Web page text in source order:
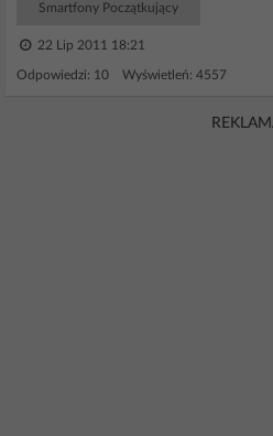
Smartfony Początkujący
22 Lip 2011 18:21
Odpowiedzi: 10 Wyświetleń: 4557